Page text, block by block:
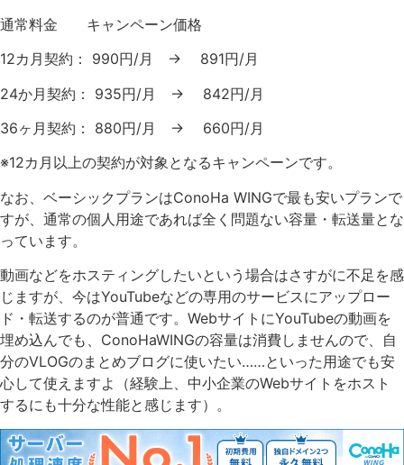
通常料金 キャンペーン価格
12カ月契約： 990円/月 → 891円/月
24か月契約： 935円/月 → 842円/月
36ヶ月契約： 880円/月 → 660円/月
※12カ月以上の契約が対象となるキャンペーンです。
なお、ベーシックプランはConoHa WINGで最も安いプランで
すが、通常の個人用途であれば全く問題ない容量・転送量とな
っています。
動画などをホスティングしたいという場合はさすがに不足を感
じますが、今はYouTubeなどの専用のサービスにアップロー
ド・転送するのが普通です。WebサイトにYouTubeの動画を
埋め込んでも、ConoHaWINGの容量は消費しませんので、自
分のVLOGのまとめブログに使いたい……といった用途でも安
心して使えますよ（経験上、中小企業のWebサイトをホスト
するにも十分な性能と感じます）。